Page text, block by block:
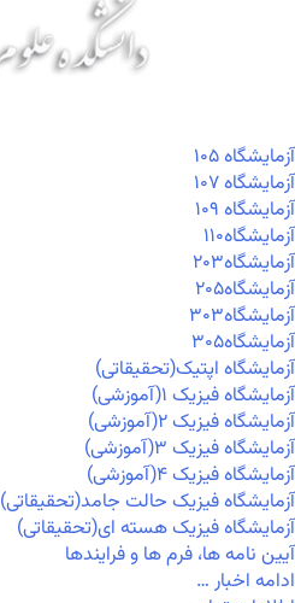
آزمايشگاه ۱۰۵
آزمايشگاه ۱۰۷
آزمايشگاه ۱۰۹
آزمايشگاه۱۱۰
آزمايشگاه۲۰۳
آزمايشگاه۲۰۵
آزمايشگاه۳۰۳
آزمايشگاه۳۰۵
آزمایشگاه اپتیک(تحقیقاتی)
آزمایشگاه فیزیک ۱(آموزشی)
آزمایشگاه فیزیک ۲(آموزشی)
آزمایشگاه فیزیک ۳(آموزشی)
آزمایشگاه فیزیک ۴(آموزشی)
آزمایشگاه فیزیک حالت جامد(تحقیقاتی)
آزمایشگاه فیزیک هسته ای(تحقیقاتی)
آیین نامه ها، فرم ها و فرایندها
ادامه اخبار …